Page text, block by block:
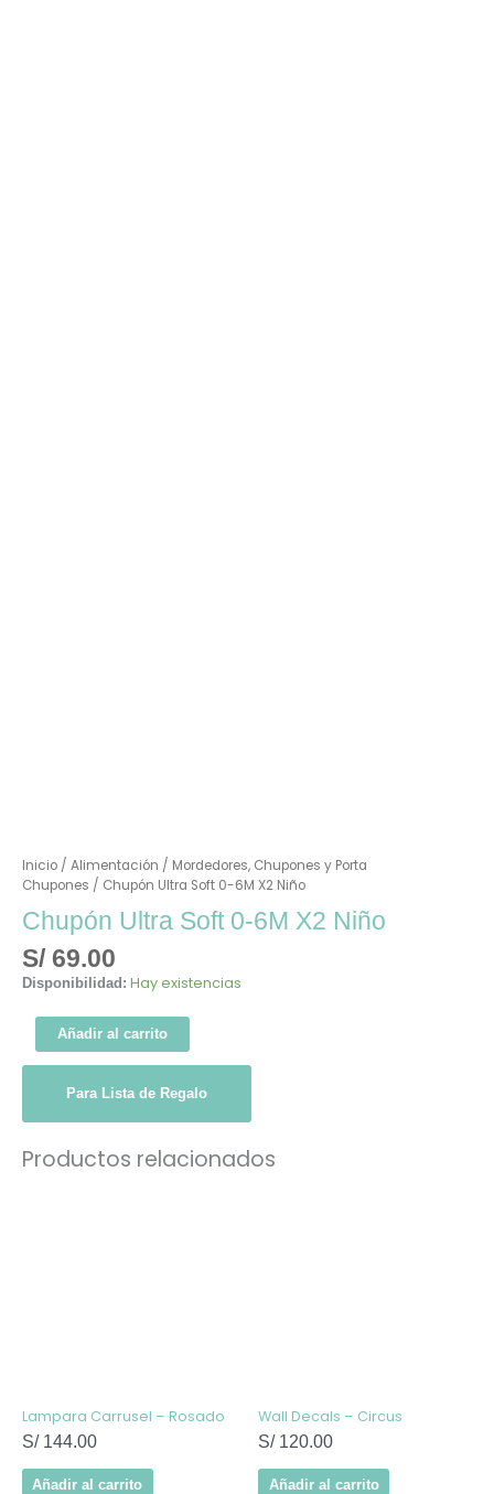
Inicio/ Alimentación / Mordedores, Chupones y Porta
Chupones / Chupón Ultra Soft 0-6M X2 Niño
Chupón Ultra Soft 0-6M X2 Niño
S/69.00
Disponibilidad: Hay existencias
Añadir al carrito
Para Lista de Regalo
Productos relacionados
Lampara Carrusel – Rosado
S/144.00
Añadir al carrito
Wall Decals – Circus
S/120.00
Añadir al carrito